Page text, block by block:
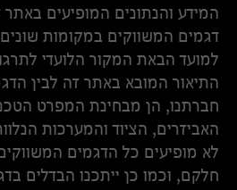
המידע והנתונים המופיעים באתר
דגמים המשווקים במקומות
למועד הבאת המקור הלועדי
התיאור המובא באתר זה לבין
חברתנו, הן מבחינת המפרט
האביזרים, הציוד והמערכות
לא מופיעים כל הדגמים
חלקם, וכמו כן ייתכנו הבדלים